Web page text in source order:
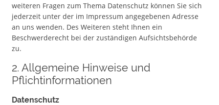
weiteren Fragen zum Thema Datenschutz können Sie sich
jederzeit unter der im Impressum angegebenen Adresse
an uns wenden. Des Weiteren steht Ihnen ein
Beschwerderecht bei der zuständigen Aufsichtsbehörde
zu.
2. Allgemeine Hinweise und
Pflichtinformationen
Datenschutz